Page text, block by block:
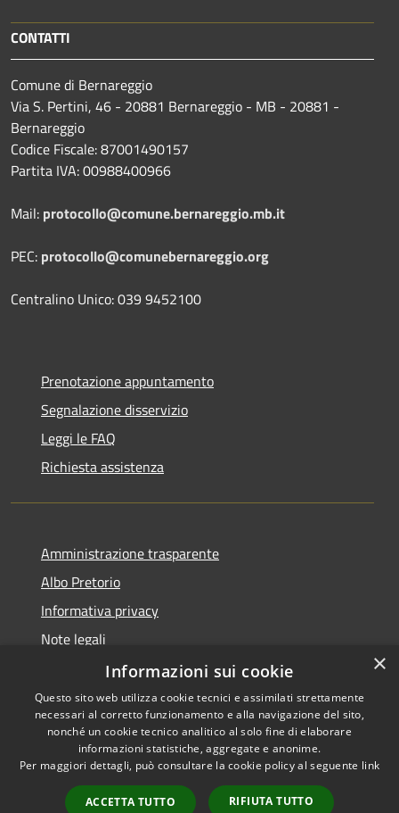
CONTATTI
Comune di Bernareggio
Via S. Pertini, 46 - 20881 Bernareggio - MB - 20881 -
Bernareggio
Codice Fiscale: 87001490157
Partita IVA: 00988400966
Mail: protocollo@comune.bernareggio.mb.it
PEC: protocollo@comunebernareggio.org
Centralino Unico: 039 9452100
Prenotazione appuntamento
Segnalazione disservizio
Leggi le FAQ
Richiesta assistenza
Amministrazione trasparente
Albo Pretorio
Informativa privacy
Note legali
Dichiarazione di accessibilità
RSS
Copyright © 2026 • Comune di
Municipium•
Accesso
×
Informazioni sui cookie
Questo sito web utilizza cookie tecnici e assimilati strettamente
necessari al corretto funzionamento e alla navigazione del sito,
nonché un cookie tecnico analitico al solo fine di elaborare
informazioni statistiche, aggregate e anonime.
Per maggiori dettagli, può consultare la cookie policy al seguente link
ACCETTA TUTTO RIFIUTA TUTTO